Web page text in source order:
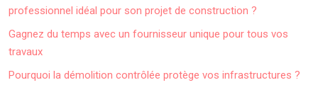
professionnel idéal pour son projet de construction ?
Gagnez du temps avec un fournisseur unique pour tous vos
travaux
Pourquoi la démolition contrôlée protège vos infrastructures ?